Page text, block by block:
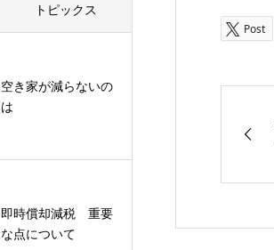
Post
トピックス
空き家が減らないの
は
即時償却減税 重要
な点について